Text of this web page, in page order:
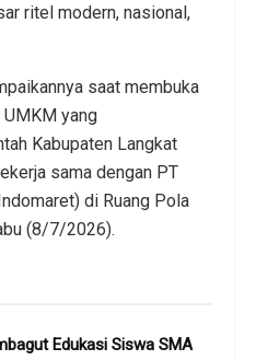
ritel modern, nasional,
saat membuka
yang
Kabupaten Langkat
sama dengan PT
di Ruang Pola
(8/7/2026).
Edukasi Siswa SMA